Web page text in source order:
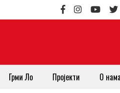
Грми Ло Пројекти О нама